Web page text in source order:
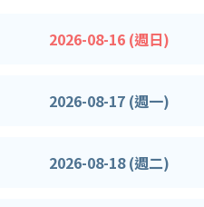
2026-08-16 (週日)
2026-08-17 (週一)
2026-08-18 (週二)